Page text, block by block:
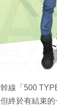
線「500
終於有結束